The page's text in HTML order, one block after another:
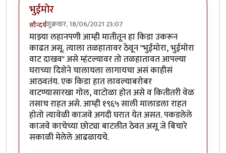
भुईमोर
सौन्दर्यशुक्रवार, 18/06/2021 23:07
माझ्या लहानपणी आम्ही मातीतून हा किडा उकरून
काढत असू. त्याला तळहातावर ठेवून "भुईमोरा, भुईमोरा
वाट दाखव" असे म्हंटल्यावर तो तळहातावत आपल्या
घराच्या दिशेने चालायला लागायचा असं काहीसं
आठवतंय. एक किडा हात लावल्याबरोबर
वाटण्यासारखा गोल, वाटोळा होत असे व कितीतरी वेळ
तसाच राहत असे. आम्ही १९६५ साली मालाडला राहत
होतो त्यावेळी काजवे अगदी घरात येत असत. पकडलेले
काजवे काचेच्या छोट्या बाटलीत ठेवत असू जे बिचारे
सकाळी मेलेले आढळायचे.